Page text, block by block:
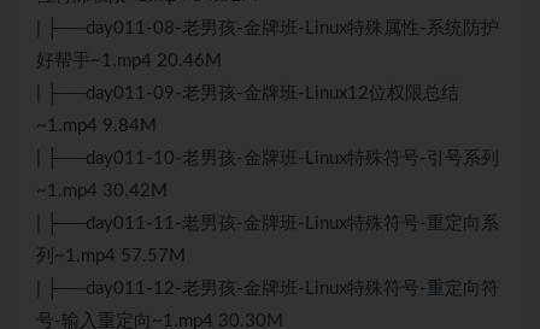
| ├──day011-08-老男孩-金牌班-Linux特殊属性-系统防护
好帮手~1.mp4 20.46M
| ├──day011-09-老男孩-金牌班-Linux12位权限总结
~1.mp4 9.84M
| ├──day011-10-老男孩-金牌班-Linux特殊符号-引号系列
~1.mp4 30.42M
| ├──day011-11-老男孩-金牌班-Linux特殊符号-重定向系
列~1.mp4 57.57M
| ├──day011-12-老男孩-金牌班-Linux特殊符号-重定向符
号-输入重定向~1.mp4 30.30M